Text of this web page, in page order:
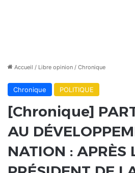
Accueil / Libre opinion / Chronique
Chronique POLITIQUE
[Chronique]
AU
NATION : APRÈS